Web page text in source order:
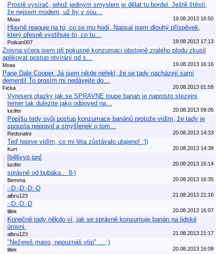
Prostě vysírač, jehož jediným smyslem je dělat tu bordel. Ještě štěstí,
že nejsem modem, už by v sou…
Moas 19.08.2013 16:50
Hlavně reaguje na to, co se mu hodí. Napsal jsem dlouhý příspěvek,
který přesně vystihuje to, co tu…
Potkan007 19.08.2013 17:13
Zrovna včera jsem při pokusné konzumaci obstojně zralého plodu zkusil
aplikovat postup otvírání od s…
Moas 19.08.2013 16:16
Pane Dale Cooper. Já jsem nikde neřekl, že se tady nacházejí samí
dementi! To prosím mi nedávejte do…
Ficka 20.08.2013 01:59
Vyreseni otazky jak se SPRAVNE loupe banan je naprosto stezejni,
temer tak dulezite jako odpoved na…
lucifer 20.08.2013 09:05
Popíšu tedy svůj postup konzumace banánů protože vidím, že tady je
spousta nepravd a smyšlenek o tom…
Redsnake 20.08.2013 14:33
Teď teprve vidím, co mi léta zůstávalo utajeno! :))
Kurt 20.08.2013 14:38
[b46vyp.jpg]
lucifer 20.08.2013 15:14
správně od bubáka... 8-)
Bemma 20.08.2013 16:35
:-D:-D:-D:-D
albru123 21.08.2013 21:16
:-D:-D:-D
lillek 20.08.2013 16:07
Konečně tady někdo ví, jak se správně konzumuje banán na lidské
úrovni.
albru123 21.08.2013 21:17
"Nežereš maso, nepoznáš vtip" ... ;)
lillek 20.08.2013 16:08